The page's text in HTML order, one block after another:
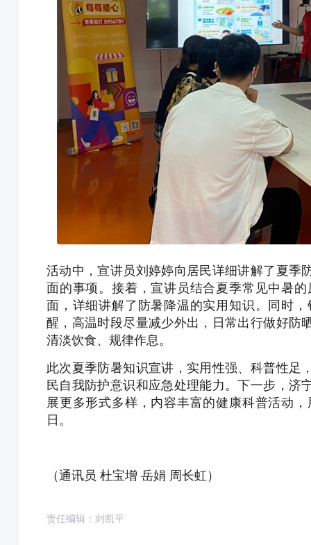
活动中，宣讲员刘婷婷向居民详细讲解了夏季
面的事项。接着，宣讲员结合夏季常见中暑
面，详细讲解了防暑降温的实用知识。同时
醒，高温时段尽量减少外出，日常出行做好防
清淡饮食、规律作息。
此次夏季防暑知识宣讲，实用性强、科普性足
民自我防护意识和应急处理能力。下一步，济
展更多形式多样，内容丰富的健康科普活动
日。
（通讯员 杜宝增 岳娟 周长虹）
责任编辑：刘凯平